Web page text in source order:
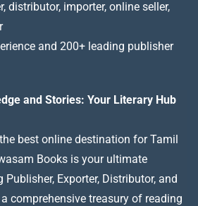
distributor, importer, online seller,
and 200+ leading publisher
and Stories: Your Literary Hub
best online destination for Tamil
Books is your ultimate
Exporter, Distributor, and
comprehensive treasury of reading